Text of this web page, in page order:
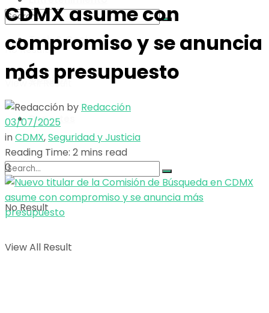
No Result
View All Result
Tech & Geek
Opinión
Deportes
No Result
View All Result
CDMX asume con
compromiso y se anuncia
más presupuesto
by Redacción
03/07/2025
inCDMX,Seguridad y Justicia
Reading Time: 2 mins read
0